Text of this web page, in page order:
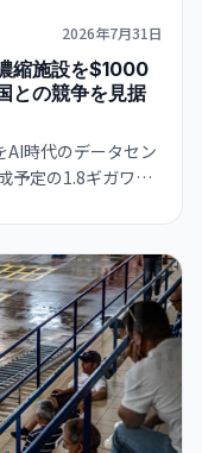
2026年7月31日
縮施設を$1000
との競争を見据
AI時代のデータセン
予定の1.8ギガワッ